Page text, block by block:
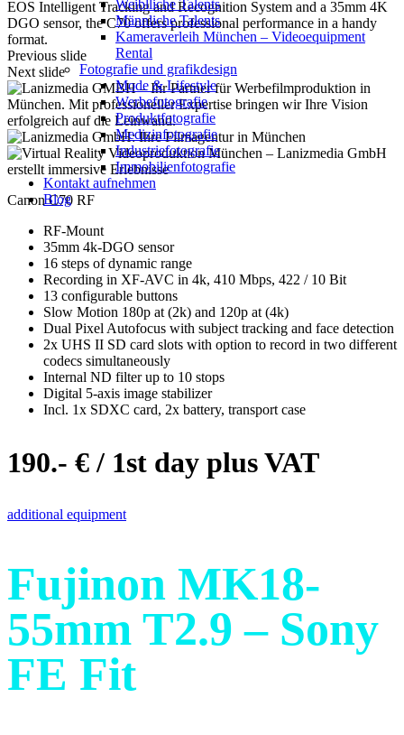
Weiblliche Talents
Männliche Talents
Kameraverleih München – Videoequipment
Rental
Fotografie und grafikdesign
Mode & Lifestyle
Werbefotografie
Produktfotografie
Medizinfotografie
Industriefotografie
Immobilienfotografie
Kontakt aufnehmen
Blog
EOS Intelligent Tracking and Recognition System and a 35mm 4K
DGO sensor, the C70 offers professional performance in a handy
format.
Previous slide
Next slide
Canon C70 RF
RF-Mount
35mm 4k-DGO sensor
16 steps of dynamic range
Recording in XF-AVC in 4k, 410 Mbps, 422 / 10 Bit
13 configurable buttons
Slow Motion 180p at (2k) and 120p at (4k)
Dual Pixel Autofocus with subject tracking and face detection
2x UHS II SD card slots with option to record in two different
codecs simultaneously
Internal ND filter up to 10 stops
Digital 5-axis image stabilizer
Incl. 1x SDXC card, 2x battery, transport case
190.- € / 1st day plus VAT
additional equipment
Fujinon MK18-
55mm T2.9 – Sony
FE Fit